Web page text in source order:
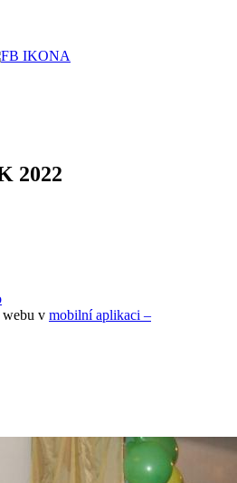
2022
webu v mobilní aplikaci –